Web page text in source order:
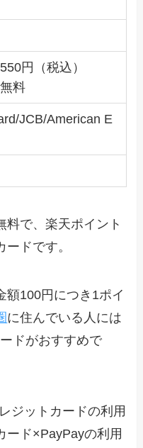
円（税込）
料
JCB/American E
料で、楽天ポイント
ドです。
額100円につき1ポイ
に住んでいる人には
ドがおすすめで
ジットカードの利用
ード×PayPayの利用